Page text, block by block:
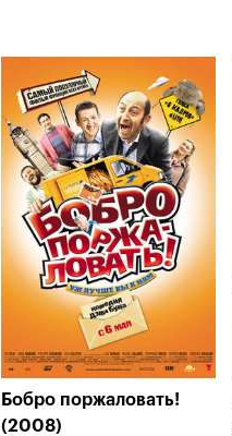
Бобро поржаловать!
(2008)